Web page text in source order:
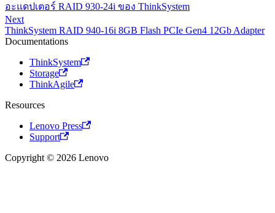
อะแดปเตอร์ RAID 930-24i ของ ThinkSystem
Next
ThinkSystem RAID 940-16i 8GB Flash PCIe Gen4 12Gb Adapter
Documentations
ThinkSystem
Storage
ThinkAgile
Resources
Lenovo Press
Support
Copyright © 2026 Lenovo